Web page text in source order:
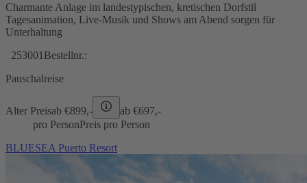
Charmante Anlage im landestypischen, kretischen Dorfstil
Tagesanimation, Live-Musik und Shows am Abend sorgen für
Unterhaltung
253001 Bestellnr.:
Pauschalreise
Alter Preisab €899,- ab €697,-
pro PersonPreis pro Person
BLUESEA Puerto Resort